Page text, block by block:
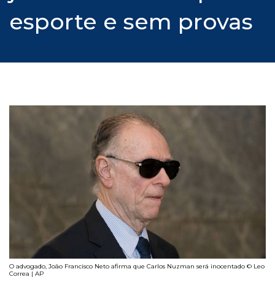
esporte e sem provas
O advogado, João Francisco Neto afirma que Carlos Nuzman será inocentado © Leo
Correa | AP